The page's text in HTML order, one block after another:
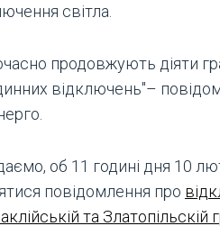
світла.
продовжують діяти
відключень"–
об 11 годині дня 10
повідомлення про
та Златопільскій